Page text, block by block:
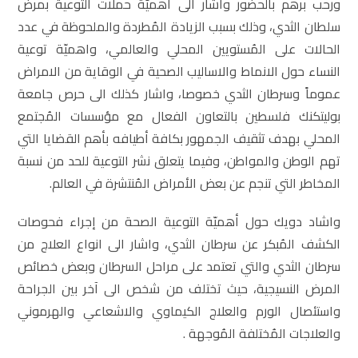
سلطان الثدي، وذلك بسبب الزيادة المُطردة والملحوظة في عدد
الحالات على المُستويين المحلي والعالمي، واهميّة توعية
النساء حول الانماط والاساليب الصحية في الوقاية من الامراض
عموماً وسرطان الثدي خصوصا، واشار كذلك الى حرص جامعة
بوليتكنك فلسطين بالتعاون الفعال مع مؤسسات المُجتمع
المحلي بهدف تثقيف الجمهور بكافة أطيافه بأهم القضايا التي
تهم الوطن والمواطن، وفيما يتعلق نشر التوعية للحد من نسبة
المخاطر التي تنجم عن بعض الأمراض المُنتشرة في العالم.
واشاد دويك حول أهميّة التوعية الصحة من إجراء فحوصات
الكشف المُبكر عن سرطان الثدي، واشار الى انواع العلاج من
سرطان الثدي والتي تعتمد على مراحل السرطان وبعض خصائص
المرض النسيجية، حيث تختلف من شخص الى آخر بين الجراحة
واستئصال الورم والعلاج الكيماوي والاشعاعي والهرموني
والعلاجات المُختلفة المُوجهة .